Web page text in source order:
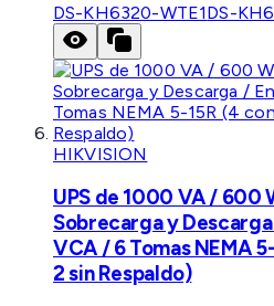
DS-KH6320-WTE1DS-
HIKVISION
UPS de 1000 VA / 600
Sobrecarga y
VCA / 6 Tomas NEMA
2 sin Respaldo)